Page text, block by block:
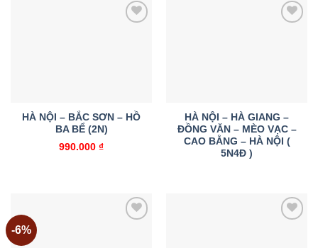
HÀ NỘI – BẮC SƠN – HỒ
BA BỂ (2N)
990.000 ₫
HÀ NỘI – HÀ GIANG –
ĐỒNG VĂN – MÈO VẠC –
CAO BẰNG – HÀ NỘI (
5N4Đ )
-6%